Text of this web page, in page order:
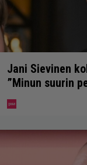
Jani Sievinen
”Minun suurin